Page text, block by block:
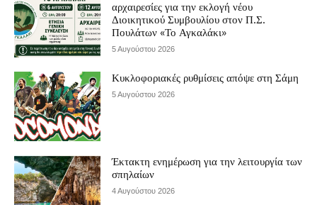
αρχαιρεσίες για την εκλογή νέου
Διοικητικού Συμβουλίου στον Π.Σ.
Πουλάτων «Το Αγκαλάκι»
5 Αυγούστου 2026
Κυκλοφοριακές ρυθμίσεις απόψε στη Σάμη
5 Αυγούστου 2026
Έκτακτη ενημέρωση για την λειτουργία των
σπηλαίων
4 Αυγούστου 2026